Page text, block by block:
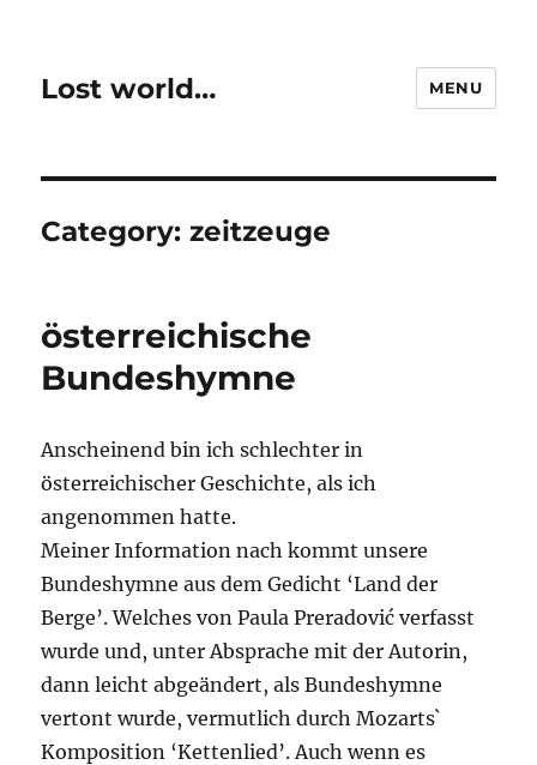
Lost world… MENU
Category:zeitzeuge
österreichische
Bundeshymne
Anscheinend bin ich schlechter in
österreichischer Geschichte, als ich
angenommen hatte.
Meiner Information nach kommt unsere
Bundeshymne aus dem Gedicht ‘Land der
Berge’. Welches von Paula Preradović verfasst
wurde und, unter Absprache mit der Autorin,
dann leicht abgeändert, als Bundeshymne
vertont wurde, vermutlich durch Mozarts`
Komposition ‘Kettenlied’. Auch wenn es